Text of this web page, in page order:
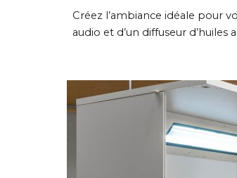
Créez l’ambiance idéale pour
audio et d’un diffuseur d’huiles